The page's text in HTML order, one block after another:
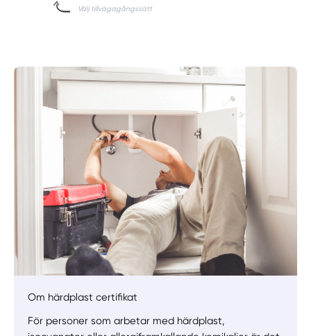
Manuellt Få hjälp
Om härdplast certifikat
För personer som arbetar med härdplast,